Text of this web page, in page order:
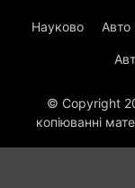
Науково Авто
© Copyright
копіюванні